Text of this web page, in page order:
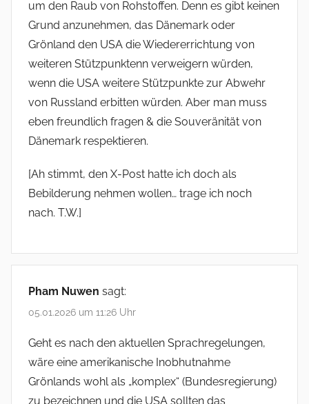
um den Raub von Rohstoffen. Denn es gibt keinen
Grund anzunehmen, das Dänemark oder
Grönland den USA die Wiedererrichtung von
weiteren Stützpunktenn verweigern würden,
wenn die USA weitere Stützpunkte zur Abwehr
von Russland erbitten würden. Aber man muss
eben freundlich fragen & die Souveränität von
Dänemark respektieren.
[Ah stimmt, den X-Post hatte ich doch als
Bebilderung nehmen wollen… trage ich noch
nach. T.W.]
Pham Nuwen sagt:
05.01.2026 um 11:26 Uhr
Geht es nach den aktuellen Sprachregelungen,
wäre eine amerikanische Inobhutnahme
Grönlands wohl als „komplex“ (Bundesregierung)
zu bezeichnen und die USA sollten das